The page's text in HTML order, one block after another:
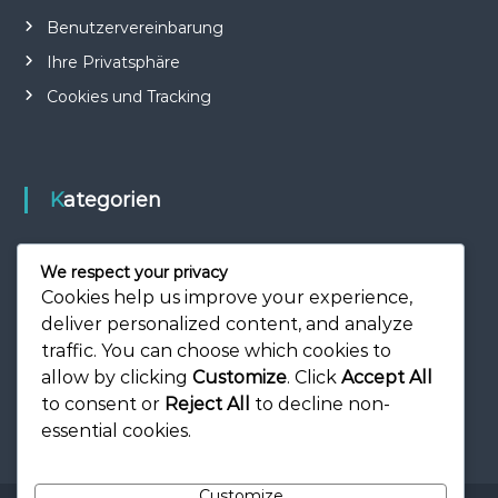
Benutzervereinbarung
Ihre Privatsphäre
Cookies und Tracking
Kategorien
Karriere-Highlights
Spielerbiografien
We respect your privacy
Cookies help us improve your experience,
deliver personalized content, and analyze
traffic. You can choose which cookies to
allow by clicking Customize. Click Accept All
to consent or Reject All
to decline non-
essential cookies.